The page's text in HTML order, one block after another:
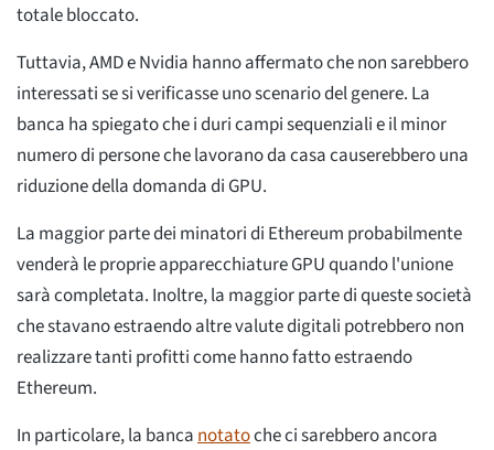
totale bloccato.
Tuttavia, AMD e Nvidia hanno affermato che non sarebbero
interessati se si verificasse uno scenario del genere. La
banca ha spiegato che i duri campi sequenziali e il minor
numero di persone che lavorano da casa causerebbero una
riduzione della domanda di GPU.
La maggior parte dei minatori di Ethereum probabilmente
venderà le proprie apparecchiature GPU quando l'unione
sarà completata. Inoltre, la maggior parte di queste società
che stavano estraendo altre valute digitali potrebbero non
realizzare tanti profitti come hanno fatto estraendo
Ethereum.
In particolare, la banca notatoche ci sarebbero ancora